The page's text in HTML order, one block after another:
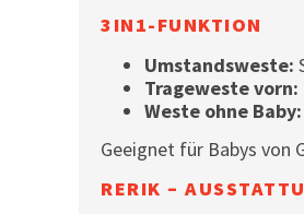
3IN1-FUNKTION
Umstandsweste:
Trageweste vorn:
Weste ohne Baby:
Geeignet für Babys von
RERIK –